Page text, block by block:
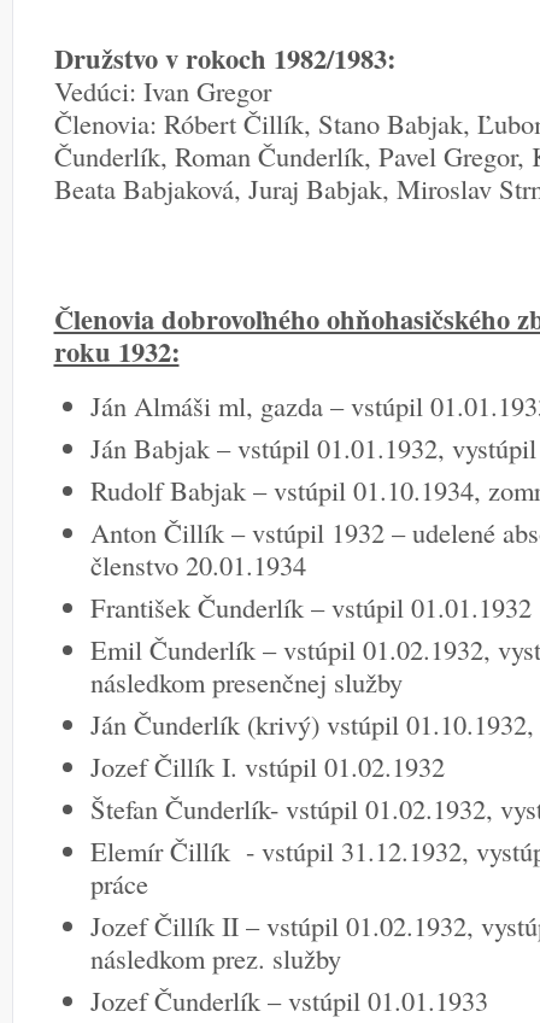
Družstvo v rokoch 1982/1983:
Vedúci: Ivan Gregor
Členovia: Róbert Čillík, Stano Babjak,
Čunderlík, Roman Čunderlík, Pavel Gregor,
Beata Babjaková, Juraj Babjak, Miroslav
Členovia dobrovoľného ohňohasičského
roku 1932:
Ján Almáši ml, gazda – vstúpil
Ján Babjak – vstúpil 01.01.1932,
Rudolf Babjak – vstúpil 01.10.1934,
Anton Čillík – vstúpil 1932 – udelené
členstvo 20.01.1934
František Čunderlík – vstúpil 01.01.1932
Emil Čunderlík – vstúpil 01.02.1932,
následkom presenčnej služby
Ján Čunderlík (krivý) vstúpil
Jozef Čillík I. vstúpil 01.02.1932
Štefan Čunderlík- vstúpil 01.02.1932,
Elemír Čillík - vstúpil 31.12.1932,
práce
Jozef Čillík II – vstúpil 01.02.1932,
následkom prez. služby
Jozef Čunderlík – vstúpil 01.01.1933